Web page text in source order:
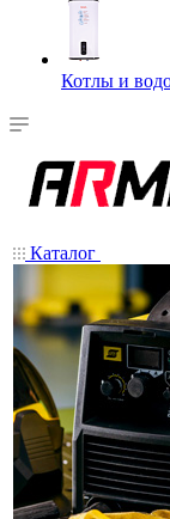
Котлы и
Каталог